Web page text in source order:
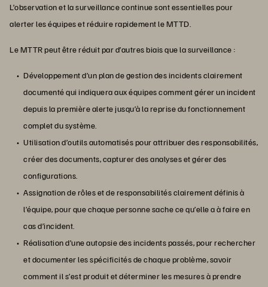
L’observation et la surveillance continue sont essentielles pour
alerter les équipes et réduire rapidement le MTTD.
Le MTTR peut être réduit par d’autres biais que la surveillance :
Développement d’un plan de gestion des incidents clairement
documenté qui indiquera aux équipes comment gérer un incident
depuis la première alerte jusqu’à la reprise du fonctionnement
complet du système.
Utilisation d’outils automatisés pour attribuer des responsabilités,
créer des documents, capturer des analyses et gérer des
configurations.
Assignation de rôles et de responsabilités clairement définis à
l’équipe, pour que chaque personne sache ce qu’elle a à faire en
cas d’incident.
Réalisation d’une autopsie des incidents passés, pour rechercher
et documenter les spécificités de chaque problème, savoir
comment il s’est produit et déterminer les mesures à prendre